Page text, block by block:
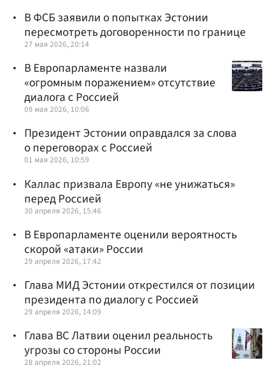
В ФСБ заявили о попытках Эстонии
пересмотреть договоренности по границе
27 мая 2026, 20:14
В Европарламенте назвали
«огромным поражением» отсутствие
диалога с Россией
09 мая 2026, 10:06
Президент Эстонии оправдался за слова
о переговорах с Россией
01 мая 2026, 10:59
Каллас призвала Европу «не унижаться»
перед Россией
30 апреля 2026, 15:46
В Европарламенте оценили вероятность
скорой «атаки» России
29 апреля 2026, 17:42
Глава МИД Эстонии открестился от позиции
президента по диалогу с Россией
29 апреля 2026, 14:09
Глава ВС Латвии оценил реальность
угрозы со стороны России
28 апреля 2026, 21:02